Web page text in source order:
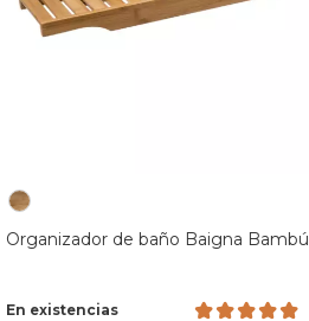
Organizador de baño Baigna Bambú
En existencias